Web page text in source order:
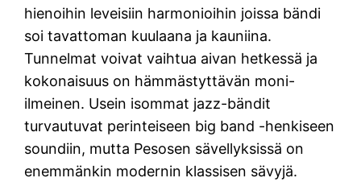
hienoihin leveisiin harmonioihin joissa bändi
soi tavattoman kuulaana ja kauniina.
Tunnelmat voivat vaihtua aivan hetkessä ja
kokonaisuus on hämmästyttävän moni-
ilmeinen. Usein isommat jazz-bändit
turvautuvat perinteiseen big band -henkiseen
soundiin, mutta Pesosen sävellyksissä on
enemmänkin modernin klassisen sävyjä.